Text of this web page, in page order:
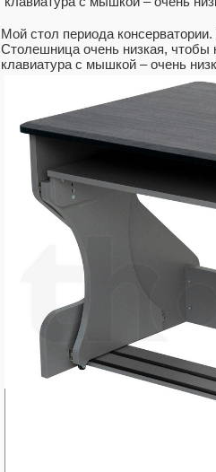
Мой стол периода
Столешница очень низкая,
клавиатура с мышкой ‒ очень